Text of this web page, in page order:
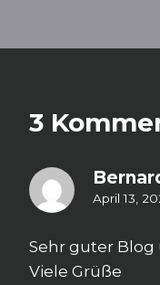
3
April 13,
Sehr guter Blog
Viele Grüße